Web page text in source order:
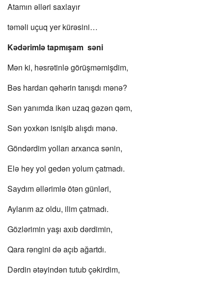
Atamın əlləri saxlayır
təməli uçuq yer kürəsini…
Kədərimlə tapmışam səni
Mən ki, həsrətinlə görüşməmişdim,
Bəs hardan qəhərin tanışdı mənə?
Sən yanımda ikən uzaq gəzən qəm,
Sən yoxkən isnişib alışdı mənə.
Göndərdim yolları arxanca sənin,
Elə hey yol gedən yolum çatmadı.
Saydım əllərimlə ötən günləri,
Aylarım az oldu, ilim çatmadı.
Gözlərimin yaşı axıb dərdimin,
Qara rəngini də açıb ağartdı.
Dərdin ətəyindən tutub çəkirdim,